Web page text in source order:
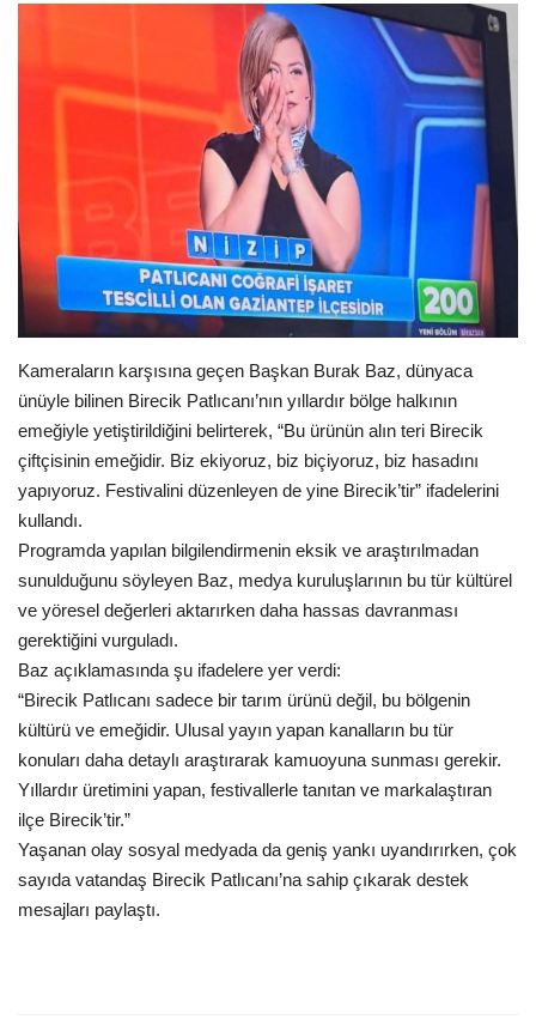
Tekno Bilim
Siyaset
Galeriler
Künye
Sağlık
İletişim
Kültür Sanat
Kameraların karşısına geçen Başkan Burak Baz, dünyaca
ünüyle bilinen Birecik Patlıcanı’nın yıllardır bölge halkının
emeğiyle yetiştirildiğini belirterek, “Bu ürünün alın teri Birecik
çiftçisinin emeğidir. Biz ekiyoruz, biz biçiyoruz, biz hasadını
yapıyoruz. Festivalini düzenleyen de yine Birecik’tir” ifadelerini
kullandı.
Programda yapılan bilgilendirmenin eksik ve araştırılmadan
sunulduğunu söyleyen Baz, medya kuruluşlarının bu tür kültürel
ve yöresel değerleri aktarırken daha hassas davranması
gerektiğini vurguladı.
Baz açıklamasında şu ifadelere yer verdi:
“Birecik Patlıcanı sadece bir tarım ürünü değil, bu bölgenin
kültürü ve emeğidir. Ulusal yayın yapan kanalların bu tür
konuları daha detaylı araştırarak kamuoyuna sunması gerekir.
Yıllardır üretimini yapan, festivallerle tanıtan ve markalaştıran
ilçe Birecik’tir.”
Yaşanan olay sosyal medyada da geniş yankı uyandırırken, çok
sayıda vatandaş Birecik Patlıcanı’na sahip çıkarak destek
mesajları paylaştı.